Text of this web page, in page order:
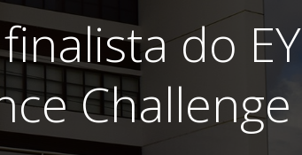
do EY
Challenge